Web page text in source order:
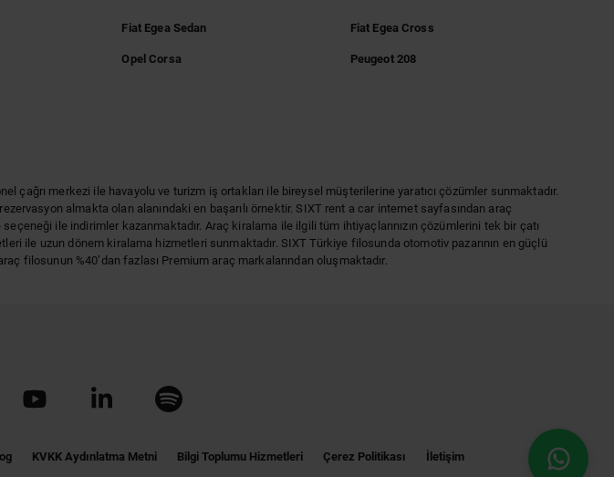
Fiat Egea Sedan Fiat Egea Cross
Opel Corsa Peugeot 208
çağrı merkezi ile havayolu ve turizm iş ortakları ile bireysel müşterilerine yaratıcı çözümler sunmaktadır.
almakta olan alanındaki en başarılı örnektir. SIXT rent a car internet sayfasından araç
ile indirimler kazanmaktadır. Araç kiralama ile ilgili tüm ihtiyaçlarınızın çözümlerini tek bir çatı
ile uzun dönem kiralama hizmetleri sunmaktadır. SIXT Türkiye filosunda otomotiv pazarının en güçlü
filosunun %40’dan fazlası Premium araç markalarından oluşmaktadır.
KVKK Aydınlatma Metni Bilgi Toplumu Hizmetleri Çerez Politikası İletişim